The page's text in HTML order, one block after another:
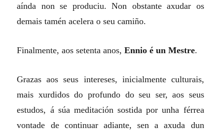
aínda non se produciu. Non obstante axudar os
demais tamén acelera o seu camiño.
Finalmente, aos setenta anos,Ennio é un Mestre.
Grazas aos seus intereses, inicialmente culturais,
mais xurdidos do profundo do seu ser, aos seus
estudos, á súa meditación sostida por unha férrea
vontade de continuar adiante, sen a axuda dun